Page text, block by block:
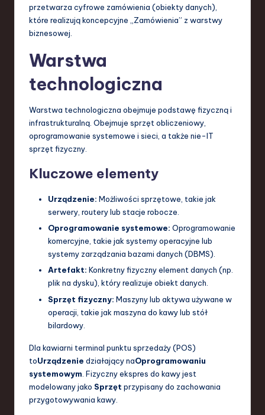
przetwarza cyfrowe zamówienia (obiekty danych),
które realizują koncepcyjne „Zamówienia” z warstwy
biznesowej.
Warstwa
technologiczna
Warstwa technologiczna obejmuje podstawę fizyczną i
infrastrukturalną. Obejmuje sprzęt obliczeniowy,
oprogramowanie systemowe i sieci, a także nie-IT
sprzęt fizyczny.
Kluczowe elementy
Urządzenie: Możliwości sprzętowe, takie jak
serwery, routery lub stacje robocze.
Oprogramowanie systemowe: Oprogramowanie
komercyjne, takie jak systemy operacyjne lub
systemy zarządzania bazami danych (DBMS).
Artefakt: Konkretny fizyczny element danych (np.
plik na dysku), który realizuje obiekt danych.
Sprzęt fizyczny: Maszyny lub aktywa używane w
operacji, takie jak maszyna do kawy lub stół
bilardowy.
Dla kawiarni terminal punktu sprzedaży (POS)
toUrządzenie działający naOprogramowaniu
systemowym . Fizyczny ekspres do kawy jest
modelowany jako Sprzęt przypisany do zachowania
przygotowywania kawy.